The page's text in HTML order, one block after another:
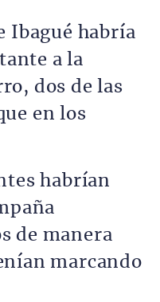
Ibagué habría
a la
dos de las
en los
habrían
de manera
marcando